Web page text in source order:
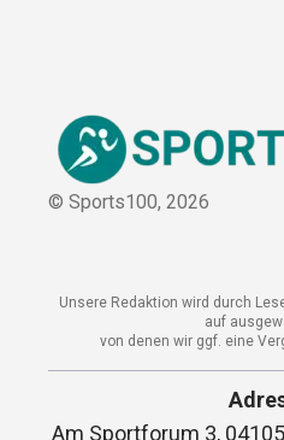
© Sports100, 2026
Unsere Redaktion wird durch
auf
von denen wir ggf. eine
Am Sportforum 3,